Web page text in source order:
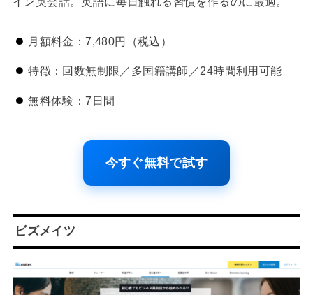
月額料金：7,480円（税込）
特徴：回数無制限／多国籍講師／24時間利用可能
無料体験：7日間
今すぐ無料で試す
ビズメイツ